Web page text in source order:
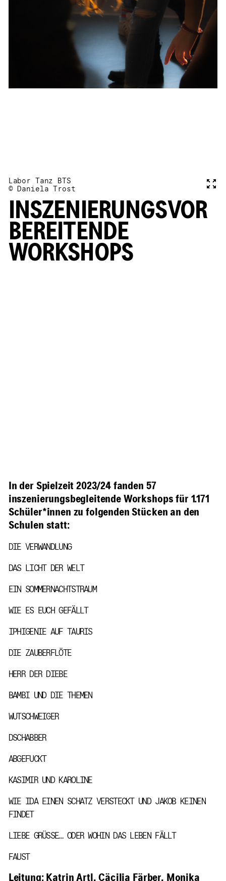
Labor Tanz BTS
© Daniela Trost
INSZENIERUNGSVOR
BEREITENDE
WORKSHOPS
In der Spielzeit 2023/24 fanden 57
inszenierungsbegleitende Workshops für 1.171
Schüler*innen zu folgenden Stücken an den
Schulen statt:
DIE VERWANDLUNG
DAS LICHT DER WELT
EIN SOMMERNACHTSTRAUM
WIE ES EUCH GEFÄLLT
IPHIGENIE AUF TAURIS
DIE ZAUBERFLÖTE
HERR DER DIEBE
BAMBI UND DIE THEMEN
WUTSCHWEIGER
DSCHABBER
ABGEFUCKT
KASIMIR UND KAROLINE
WIE IDA EINEN SCHATZ VERSTECKT UND JAKOB KEINEN
FINDET
LIEBE GRÜSSE… ODER WOHIN DAS LEBEN FÄLLT
FAUST
Leitung: Katrin Artl, Cäcilia Färber, Monika